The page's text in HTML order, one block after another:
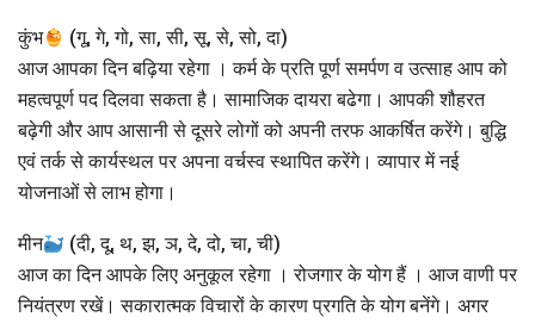
कुंभ
(गू, गे, गो, सा, सी, सू, से, सो, दा)
आज आपका दिन बढ़िया रहेगा । कर्म के प्रति पूर्ण समर्पण व उत्साह आप को
महत्वपूर्ण पद दिलवा सकता है। सामाजिक दायरा बढेगा। आपकी शौहरत
बढ़ेगी और आप आसानी से दूसरे लोगों को अपनी तरफ आकर्षित करेंगे। बुद्धि
एवं तर्क से कार्यस्थल पर अपना वर्चस्व स्थापित करेंगे। व्यापार में नई
योजनाओं से लाभ होगा।
मीन
(दी, दू, थ, झ, ञ, दे, दो, चा, ची)
आज का दिन आपके लिए अनुकूल रहेगा । रोजगार के योग हैं । आज वाणी पर
नियंत्रण रखें। सकारात्मक विचारों के कारण प्रगति के योग बनेंगे। अगर